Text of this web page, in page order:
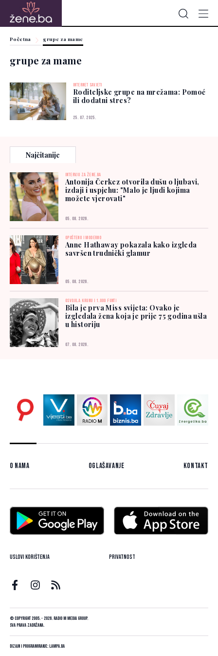
Početna grupe za mame
grupe za mame
INTERNET SAVJETI
Roditeljske grupe na mrežama: Pomoć
ili dodatni stres?
25. 07. 2025.
Najčitanije
INTERVJU ZA ŽENE.BA
Antonija Čerkez otvorila dušu o ljubavi,
izdaji i uspjehu: "Malo je ljudi kojima
možete vjerovati"
05. 08. 2026.
OPUŠTENO I MODERNO
Anne Hathaway pokazala kako izgleda
savršen trudnički glamur
05. 08. 2026.
OSVOJILA KRUNU I 1.000 FUNTI
Bila je prva Miss svijeta: Ovako je
izgledala žena koja je prije 75 godina ušla
u historiju
07. 08. 2026.
O nama Oglašavanje Kontakt
Uslovi korištenja Privatnost
© Copyright 2005. - 2026. Radio M Media Group.
Sva prava zadržana.
Dizajn i programiranje:Lampa.ba